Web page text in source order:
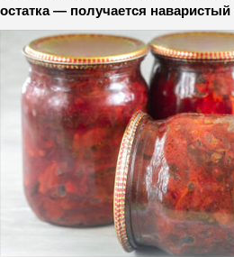
остатка — получается